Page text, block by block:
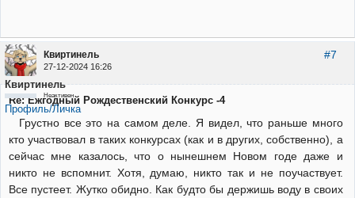
#7
Квиртинель
27-12-2024 16:26
Квиртинель
Неактивен
Профиль/Личка
Re: Ежгодный Рождественский Конкурс -4
Грустно все это на самом деле. Я видел, что раньше много
кто участвовал в таких конкурсах (как и в других, собственно), а
сейчас мне казалось, что о нынешнем Новом годе даже и
никто не вспомнит. Хотя, думаю, никто так и не поучаствует.
Все пустеет. Жутко обидно. Как будто бы держишь воду в своих